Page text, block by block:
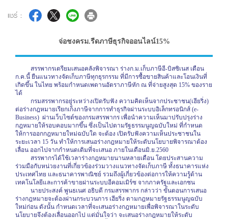
แชร์ :
จ่อชงครม.รีดภาษีธุรกิจออนไลน์15%
สรรพากรเตรียมเสนอคลังพิจารณา ร่างก.ม.เก็บภาษีอี-บิสซิเนส เดือน
ก.ค.นี้ ยืนแนวทางจัดเก็บภาษีทุกธุรกรรม ที่มีการซื้อขายสินค้าและโอนเงินที่
เกิดขึ้น ในไทย พร้อมกำหนดเพดานอัตราภาษีหัก ณ ที่จ่ายสูงสุด 15% ของราย
ได้
กรมสรรพากรอยู่ระหว่างเปิดรับฟัง ความคิดเห็นจากประชาชน(เฮียริ่ง)
ต่อร่างกฎหมายเรียกเก็งภาษีจากการทำธุรกิจผ่านระบบอิเล็กทรอนิกส์ (e-
Business) ผ่านเว็บไซต์ของกรมสรรพากร เพื่อนำความเห็นมาปรับปรุงร่าง
กฎหมายให้รอบคอบมากขึ้น ซึ่งเป็นไปตามรัฐธรรมนูญฉบับใหม่ ที่กำหนด
ให้การออกกฎหมายใหม่ฉบับใด จะต้อง เปิดรับฟังความเห็นประชาชนใน
ระยะเวลา 15 วัน ทำให้การเสนอร่างกฎหมายให้ระดับนโยบายพิจารณาต้อง
เลื่อน ออกไปจากกำหนดเดิมที่จะเสนอ ภายในเดือนมิ.ย.2560
สรรพากรได้ใช้เวลาร่างกฎหมายนานหลายเดือน โดยประสานความ
ร่วมมือกับหน่วยงานที่เกี่ยวข้องร่วมวางแนวทางจัดเก็บภาษี ทั้งธนาคารแห่ง
ประเทศไทย และธนาคารพาณิชย์ รวมถึงผู้เกี่ยวข้องต่อการให้ความรู้ด้าน
เทคโนโลยีและการค้าขายผ่านระบบอีคอมเมิร์ซ จากภาครัฐและเอกชน
นายประสงค์ พูนธเนศ อธิบดี กรมสรรพากร กล่าวว่า ขั้นตอนการเสนอ
ร่างกฎหมายจะต้องผ่านกระบวนการ เฮียริ่ง ตามกฎหมายรัฐธรรมนูญฉบับ
ใหม่ก่อน ดังนั้น กำหนดเวลาที่จะเสนอร่างกฎหมายเพื่อพิจารณาในระดับ
นโยบายจึงต้องเลื่อนออกไป แต่มั่นใจว่า จะเสนอร่างกฎหมายให้ระดับ